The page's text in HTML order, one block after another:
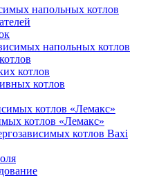
напольных котлов
напольных котлов
котлов
котлов
котлов «Лемакс»
котлов «Лемакс»
котлов Baxi